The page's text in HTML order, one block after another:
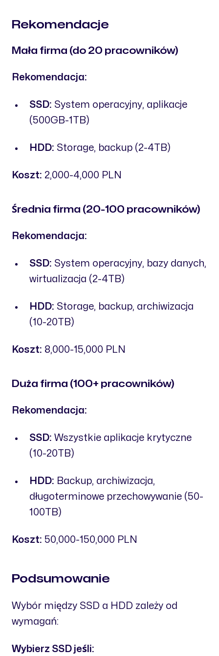
Rekomendacje
Mała firma (do 20 pracowników)
Rekomendacja:
SSD: System operacyjny, aplikacje
(500GB-1TB)
HDD: Storage, backup (2-4TB)
Koszt: 2,000-4,000 PLN
Średnia firma (20-100 pracowników)
Rekomendacja:
SSD: System operacyjny, bazy danych,
wirtualizacja (2-4TB)
HDD: Storage, backup, archiwizacja
(10-20TB)
Koszt: 8,000-15,000 PLN
Duża firma (100+ pracowników)
Rekomendacja:
SSD: Wszystkie aplikacje krytyczne
(10-20TB)
HDD: Backup, archiwizacja,
długoterminowe przechowywanie (50-
100TB)
Koszt: 50,000-150,000 PLN
Podsumowanie
Wybór między SSD a HDD zależy od
wymagań:
Wybierz SSD jeśli: